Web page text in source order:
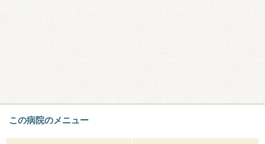
この病院のメニュー